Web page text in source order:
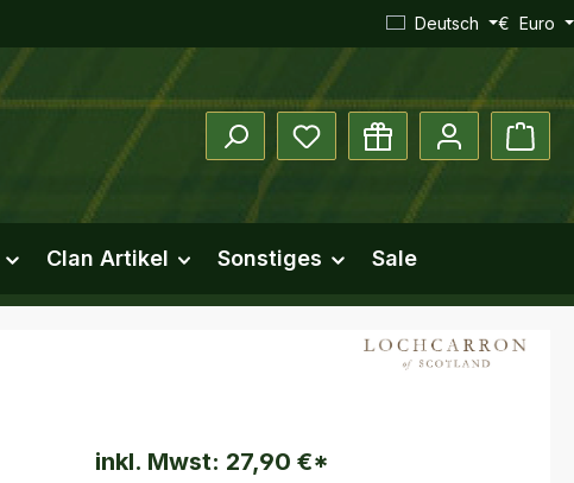
Deutsch € Euro
Du hast 0 Produkte auf dem
Clan Artikel Sonstiges Sale
inkl. Mwst: 27,90 €*